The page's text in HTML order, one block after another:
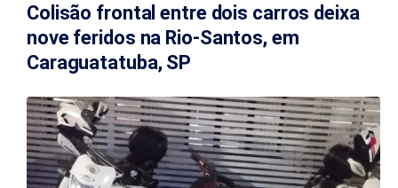
Colisão frontal entre dois carros deixa
nove feridos na Rio-Santos, em
Caraguatatuba, SP